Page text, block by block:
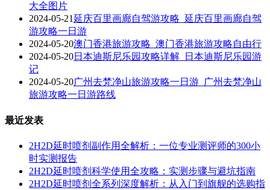
大全图片
2024-05-21延庆百里画廊自驾游攻略_延庆百里画廊自驾
游攻略一日游
2024-05-20澳门香港旅游攻略_澳门香港旅游攻略自由行
2024-05-20日本迪斯尼乐园攻略详解_日本迪斯尼乐园游
记
2024-05-20广州去梵净山旅游攻略一日游_广州去梵净山
旅游攻略一日游路线
最近发表
2H2D延时喷剂副作用全解析：一位专业测评师的300小
时实测报告
2H2D延时喷剂科学使用全攻略：实测步骤与避坑指南
2H2D延时喷剂全系列深度解析：从入门到旗舰的选购指